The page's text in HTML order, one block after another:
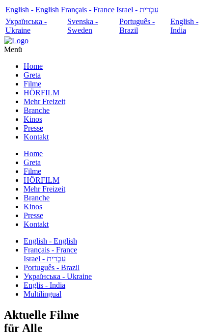
English - English Français - France
עִבְרִית - Israel
Українська -
Ukraine
Svenska -
Sweden
Português -
Brazil
English -
India
Menü
Home
Greta
Filme
HÖRFILM
Mehr Freizeit
Branche
Kinos
Presse
Kontakt
Home
Greta
Filme
HÖRFILM
Mehr Freizeit
Branche
Kinos
Presse
Kontakt
English - English
Français - France
עִבְרִית - Israel
Português - Brazil
Українська - Ukraine
Englis - India
Multilingual
Aktuelle Filme
für Alle